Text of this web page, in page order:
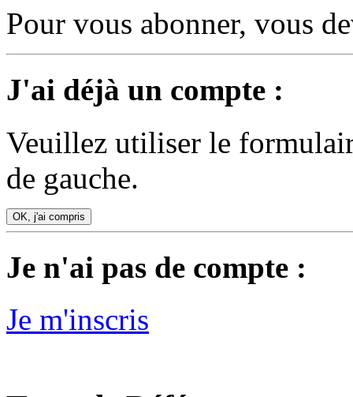
Pour vous abonner, vous
J'ai déjà un compte :
Veuillez utiliser le
de gauche.
OK, j'ai compris
Je n'ai pas de compte :
Je m'inscris